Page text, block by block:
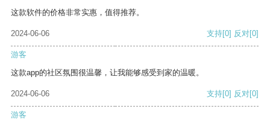
这款软件的价格非常实惠，值得推荐。
2024-06-06 支持[0] 反对[0]
游客
这款app的社区氛围很温馨，让我能够感受到家的温暖。
2024-06-06 支持[0] 反对[0]
游客